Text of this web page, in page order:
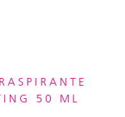
50 ML